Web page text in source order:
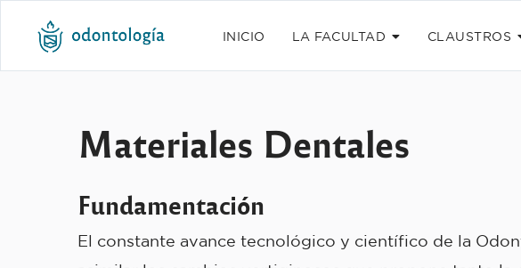
INICIO LA FACULTAD CLAUSTROS
Materiales Dentales
Fundamentación
El constante avance tecnológico y científico de la